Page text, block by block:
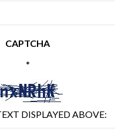
CAPTCHA
*
DISPLAYED ABOVE: